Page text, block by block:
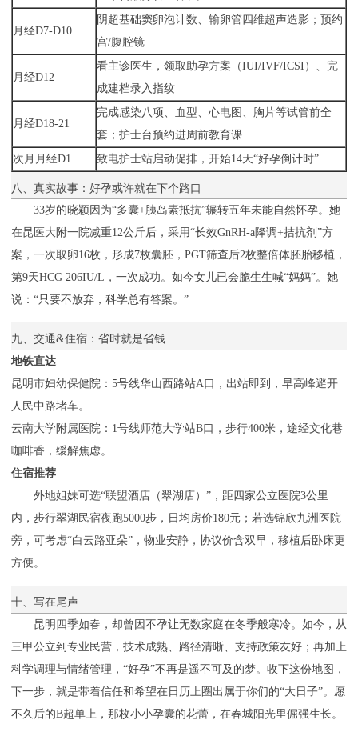
月经D7-D10
阴超基础窦卵泡计数、输卵管四维超声造影；预约
宫/腹腔镜
月经D12
看主诊医生，领取助孕方案（IUI/IVF/ICSI）、完
成建档录入指纹
月经D18-21
完成感染八项、血型、心电图、胸片等试管前全
套；护士台预约进周前教育课
次月月经D1
致电护士站启动促排，开始14天“好孕倒计时”
八、真实故事：好孕或许就在下个路口
33岁的晓颖因为“多囊+胰岛素抵抗”辗转五年未能自然怀孕。她
在昆医大附一院减重12公斤后，采用“长效GnRH-a降调+拮抗剂”方
案，一次取卵16枚，形成7枚囊胚，PGT筛查后2枚整倍体胚胎移植，
第9天HCG 206IU/L，一次成功。如今女儿已会脆生生喊“妈妈”。她
说：“只要不放弃，科学总有答案。”
九、交通&住宿：省时就是省钱
地铁直达
昆明市妇幼保健院：5号线华山西路站A口，出站即到，早高峰避开
人民中路堵车。
云南大学附属医院：1号线师范大学站B口，步行400米，途经文化巷
咖啡香，缓解焦虑。
住宿推荐
外地姐妹可选“联盟酒店（翠湖店）”，距四家公立医院3公里
内，步行翠湖民宿夜跑5000步，日均房价180元；若选锦欣九洲医院
旁，可考虑“白云路亚朵”，物业安静，协议价含双早，移植后卧床更
方便。
十、写在尾声
昆明四季如春，却曾因不孕让无数家庭在冬季般寒冷。如今，从
三甲公立到专业民营，技术成熟、路径清晰、支持政策友好；再加上
科学调理与情绪管理，“好孕”不再是遥不可及的梦。收下这份地图，
下一步，就是带着信任和希望在日历上圈出属于你们的“大日子”。愿
不久后的B超单上，那枚小小孕囊的花蕾，在春城阳光里倔强生长。